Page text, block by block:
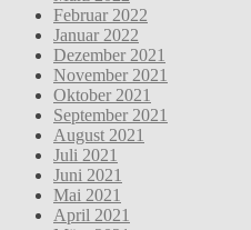
Februar 2022
Januar 2022
Dezember 2021
November 2021
Oktober 2021
September 2021
August 2021
Juli 2021
Juni 2021
Mai 2021
April 2021